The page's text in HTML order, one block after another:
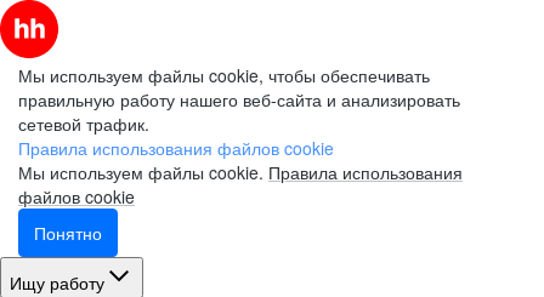
Мы используем файлы cookie, чтобы обеспечивать
правильную работу нашего веб-сайта и анализировать
сетевой трафик.
Правила использования файлов cookie
Мы используем файлы cookie. Правила использования
файлов cookie
Понятно
Ищу работу